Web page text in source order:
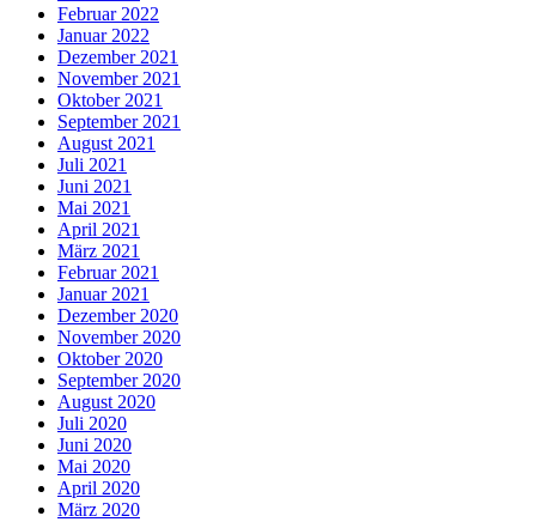
Februar 2022
Januar 2022
Dezember 2021
November 2021
Oktober 2021
September 2021
August 2021
Juli 2021
Juni 2021
Mai 2021
April 2021
März 2021
Februar 2021
Januar 2021
Dezember 2020
November 2020
Oktober 2020
September 2020
August 2020
Juli 2020
Juni 2020
Mai 2020
April 2020
März 2020